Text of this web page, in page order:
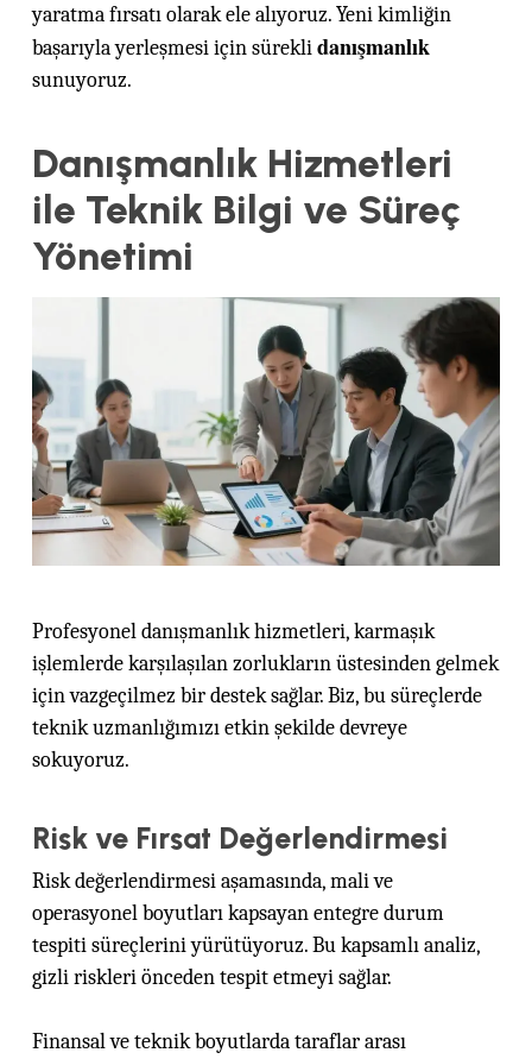
yaratma fırsatı olarak ele alıyoruz. Yeni kimliğin
başarıyla yerleşmesi için süreklidanışmanlık
sunuyoruz.
Danışmanlık Hizmetleri
ile Teknik Bilgi ve Süreç
Yönetimi
Profesyonel danışmanlık hizmetleri, karmaşık
işlemlerde karşılaşılan zorlukların üstesinden gelmek
için vazgeçilmez bir destek sağlar. Biz, bu süreçlerde
teknik uzmanlığımızı etkin şekilde devreye
sokuyoruz.
Risk ve Fırsat Değerlendirmesi
Risk değerlendirmesi aşamasında, mali ve
operasyonel boyutları kapsayan entegre durum
tespiti süreçlerini yürütüyoruz. Bu kapsamlı analiz,
gizli riskleri önceden tespit etmeyi sağlar.
Finansal ve teknik boyutlarda taraflar arası